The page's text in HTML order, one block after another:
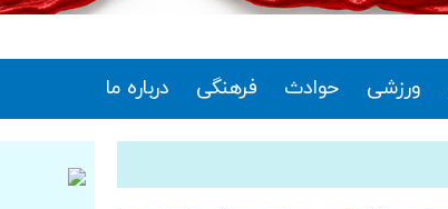
ورزشی حوادث فرهنگی درباره ما